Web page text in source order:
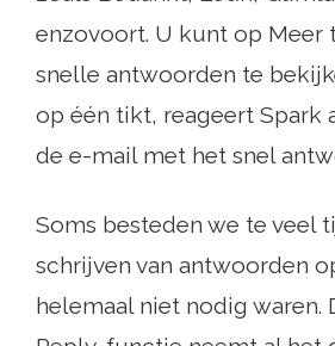
enzovoort. U kunt op Meer
snelle antwoorden te
op één tikt, reageert Spark
de e-mail met het snel
Soms besteden we te veel
schrijven van antwoorden
helemaal niet nodig waren.